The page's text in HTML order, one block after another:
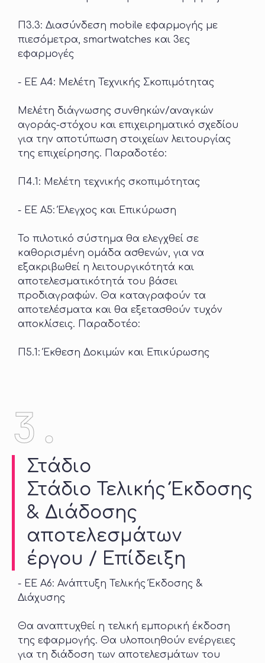
Π3.3: Διασύνδεση mobile εφαρμογής με
πιεσόμετρα, smartwatches και 3ες
εφαρμογές
- ΕΕ Α4: Μελέτη Τεχνικής Σκοπιμότητας
Μελέτη διάγνωσης συνθηκών/αναγκών
αγοράς-στόχου και επιχειρηματικό σχεδίου
για την αποτύπωση στοιχείων λειτουργίας
της επιχείρησης. Παραδοτέο:
Π4.1: Μελέτη τεχνικής σκοπιμότητας
- ΕΕ Α5: Έλεγχος και Επικύρωση
Το πιλοτικό σύστημα θα ελεγχθεί σε
καθορισμένη ομάδα ασθενών, για να
εξακριβωθεί η λειτουργικότητά και
αποτελεσματικότητά του βάσει
προδιαγραφών. Θα καταγραφούν τα
αποτελέσματα και θα εξετασθούν τυχόν
αποκλίσεις. Παραδοτέο:
Π5.1: Έκθεση Δοκιμών και Επικύρωσης
3.
Στάδιο
Στάδιο Τελικής Έκδοσης
& Διάδοσης
αποτελεσμάτων
έργου / Επίδειξη
- ΕΕ Α6: Ανάπτυξη Τελικής Έκδοσης &
Διάχυσης
Θα αναπτυχθεί η τελική εμπορική έκδοση
της εφαρμογής. Θα υλοποιηθούν ενέργειες
για τη διάδοση των αποτελεσμάτων του